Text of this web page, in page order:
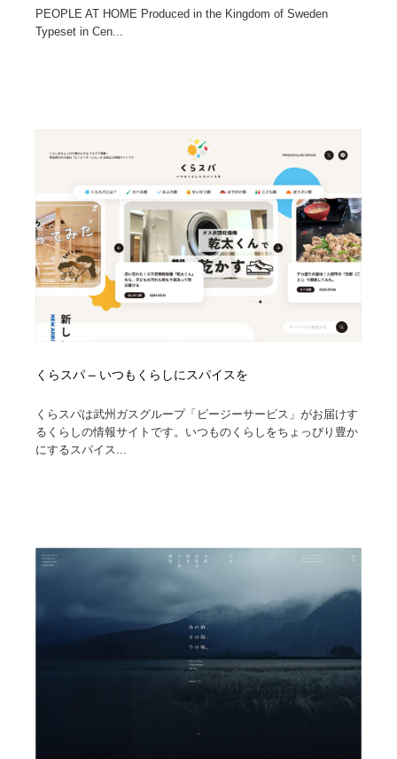
PEOPLE AT HOME Produced in the Kingdom of Sweden
Typeset in Cen...
くらスパ – いつもくらしにスパイスを
くらスパは武州ガスグループ「ビージーサービス」がお届けす
るくらしの情報サイトです。いつものくらしをちょっぴり豊か
にするスパイス...